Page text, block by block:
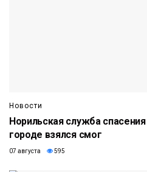
Новости
Норильская служба
городе взялся смог
07 августа 595